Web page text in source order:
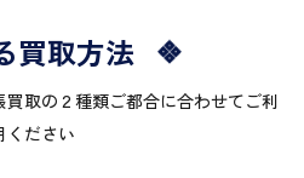
買取方法
取の２種類ご都合に合わせてご利
ください